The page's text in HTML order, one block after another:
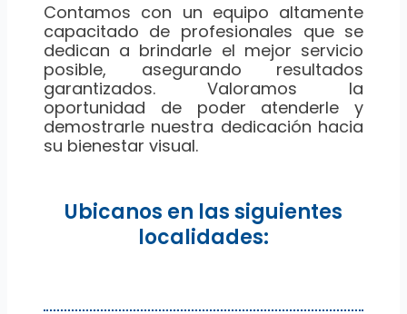
Contamos con un equipo altamente
capacitado de profesionales que se
dedican a brindarle el mejor servicio
posible, asegurando resultados
garantizados. Valoramos la
oportunidad de poder atenderle y
demostrarle nuestra dedicación hacia
su bienestar visual.
Ubicanos en las siguientes
localidades: